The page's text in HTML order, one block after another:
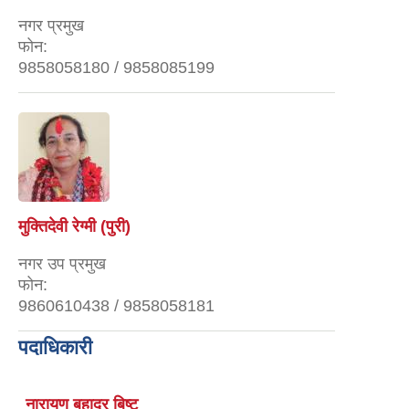
नगर प्रमुख
फोन:
9858058180 / 9858085199
मुक्तिदेवी रेग्मी (पुरी)
नगर उप प्रमुख
फोन:
9860610438 / 9858058181
पदाधिकारी
नारायण बहादुर बिष्ट